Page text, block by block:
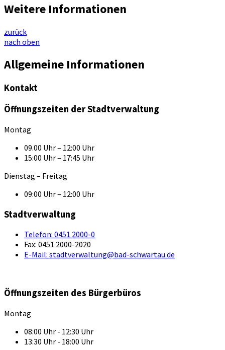
Weitere Informationen
zurück
nach oben
Allgemeine Informationen
Kontakt
Öffnungszeiten der Stadtverwaltung
Montag
09.00 Uhr – 12:00 Uhr
15:00 Uhr – 17:45 Uhr
Dienstag – Freitag
09:00 Uhr – 12:00 Uhr
Stadtverwaltung
Telefon: 0451 2000-0
Fax: 0451 2000-2020
E-Mail: stadtverwaltung@bad-schwartau.de
Öffnungszeiten des Bürgerbüros
Montag
08:00 Uhr - 12:30 Uhr
13:30 Uhr - 18:00 Uhr